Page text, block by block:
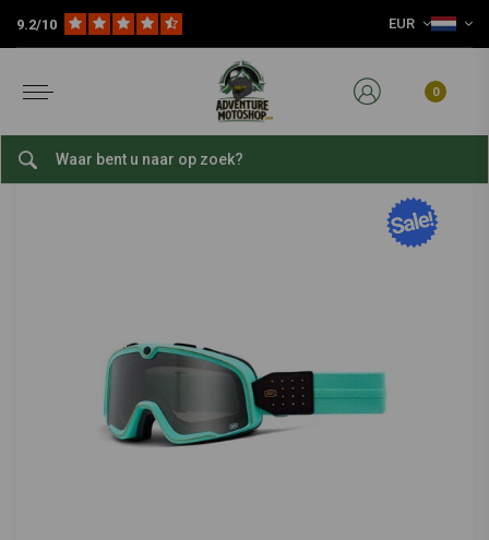
9.2/10 EUR
0
Kleding Motorfiets Helmen Barstow bril Cardiff smoke lens
Barstow bril Cardiff smoke lens